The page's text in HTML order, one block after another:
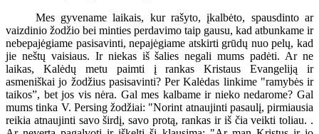
Mes gyvename laikais, kur rašyto, įkalbėto, spausdinto ar
vaizdinio žodžio bei minties perdavimo taip gausu, kad atbunkame ir
nebepajėgiame pasisavinti, nepajėgiame atskirti grūdų nuo pelų, kad
jie neštų vaisiaus. Ir niekas iš šalies negali mums padėti. Ar ne
laikas, Kalėdų metu paimti į rankas Kristaus Evangeliją ir
asmeniškai jo žodžius pasisavinti? Per Kalėdas linkime "ramybės ir
taikos”, bet jos vis nėra. Gal mes kalbame ir nieko nedarome? Gal
mums tinka V. Persing žodžiai: "Norint atnaujinti pasaulį, pirmiausia
reikia atnaujinti savo širdį, savo protą, rankas ir iš čia veikti toliau. .